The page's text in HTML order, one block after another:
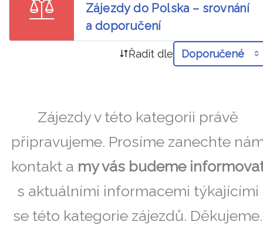
Zájezdy do Polska – srovnání
a doporučení
Řadit dle Doporučené
Zájezdy v této kategorii právě
připravujeme. Prosíme zanechte
kontakt a my vás budeme
s aktuálními informacemi týkajícími
se této kategorie zájezdů. Děkujeme.